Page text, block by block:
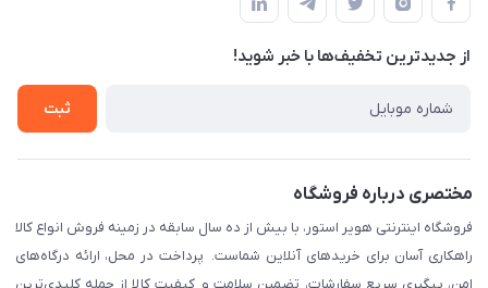
لیست محصولات
درباره ما
قوانین و مقرارت
حریم خصوصی
راهنما
از جدید‌ترین تخفیف‌ها با‌ خبر شوید!
ثبت
مختصری درباره فروشگاه
فروشگاه اینترنتی هویر استور، با بیش از ده سال سابقه در زمینه فروش انواع کالا
راهکاری آسان برای خریدهای آنلاین شماست. پرداخت در محل، ارائه درگاه‌های
امن، پیگیری سریع سفارشات، تضمین سلامت و کیفیت کالا از جمله کلیدی‌ترین